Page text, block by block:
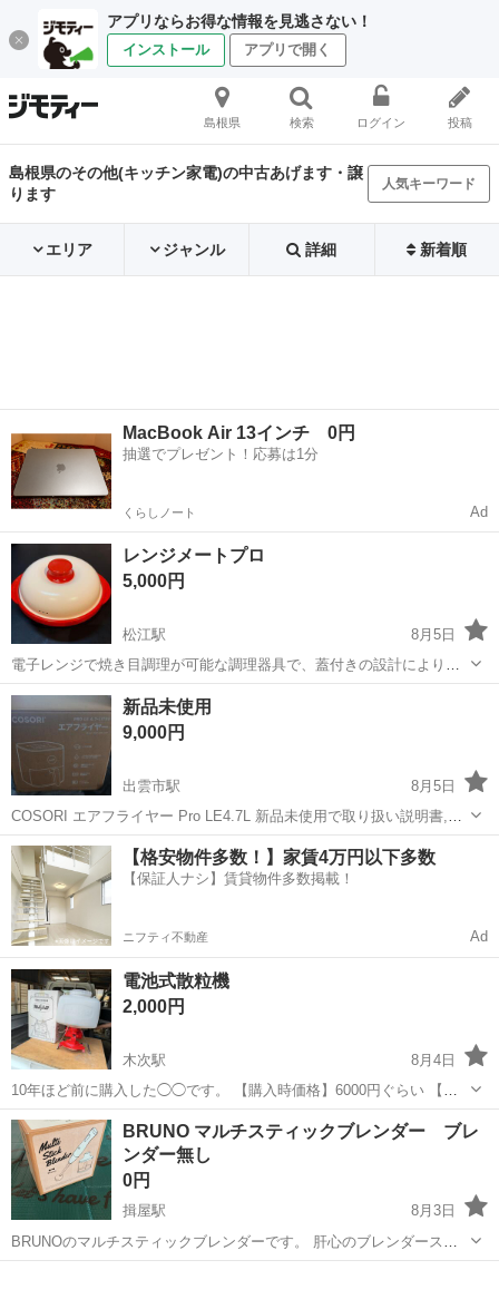
アプリならお得な情報を見逃さない！
インストール アプリで開く
島根県 検索 ログイン 投稿
島根県のその他(キッチン家電)の中古あげます・譲
ります
人気キーワード
エリア ジャンル 詳細 新着順
MacBook Air 13インチ 0円
抽選でプレゼント！応募は1分
くらしノート Ad
レンジメートプロ
5,000円
松江駅
8月5日
電子レンジで焼き目調理が可能な調理器具で、蓋付きの設計により食
材を効率よく加熱できます。 １台８役のさまざまな本格調理ができる
便利な調理器具です。 ・使用頻度は2〜3回調理しました。。 .レシピ
付き サイズ(約)本...
島根 松江市 松江駅
新品未使用
9,000円
出雲市駅
8月5日
COSORI エアフライヤー Pro LE4.7L 新品未使用で取り扱い説明書,レ
シピ本付き。
島根 出雲市 出雲市駅 キッチン家電 エアフライヤー
【格安物件多数！】家賃4万円以下多数
【保証人ナシ】賃貸物件多数掲載！
ニフティ不動産 Ad
電池式散粒機
2,000円
木次駅
8月4日
10年ほど前に購入した◯◯です。 【購入時価格】6000円ぐらい 【サ
イズ】10L（大体です） 【傷などの状態】とくに目立った傷はありま
せん。 【アピールポイント】状態はいいのでまだまだ使えます！ 【希
望取引場所】アスパル...
島根 雲南市
BRUNO マルチスティックブレンダー ブレ
ンダー無し
0円
揖屋駅
8月3日
BRUNOのマルチスティックブレンダーです。 肝心のブレンダーステ
ィックが壊れた為、それ以外のセットになります。 軽量カップ？のみ